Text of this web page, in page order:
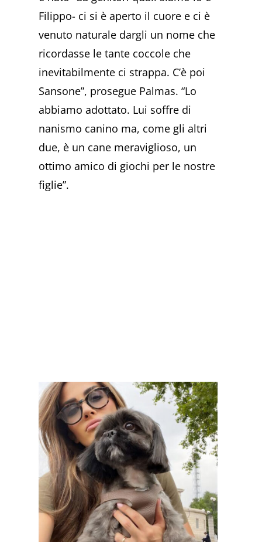
Filippo- ci si è aperto il cuore e ci è
venuto naturale dargli un nome che
ricordasse le tante coccole che
inevitabilmente ci strappa. C’è poi
Sansone”, prosegue Palmas. “Lo
abbiamo adottato. Lui soffre di
nanismo canino ma, come gli altri
due, è un cane meraviglioso, un
ottimo amico di giochi per le nostre
figlie”.